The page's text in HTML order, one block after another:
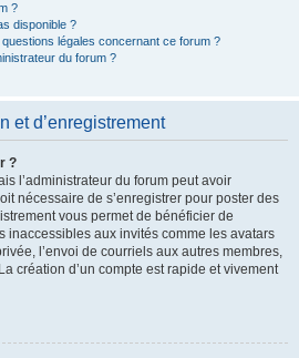
?
disponible ?
légales concernant ce forum ?
du forum ?
et d’enregistrement
?
l’administrateur du forum peut avoir
nécessaire de s’enregistrer pour poster des
vous permet de bénéficier de
inaccessibles aux invités comme les avatars
l’envoi de courriels aux autres membres,
création d’un compte est rapide et vivement